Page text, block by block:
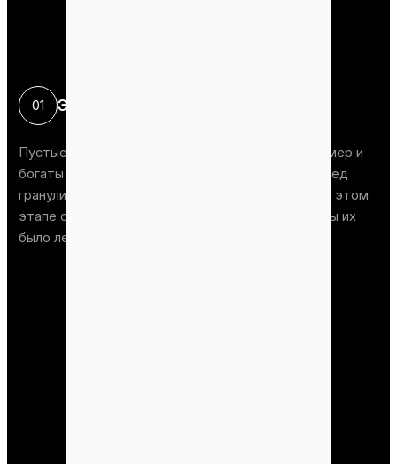
01 Этап нарезки
Пустые фруктовые гроздья имеют большой размер и
богаты растительными волокнами. Поэтому перед
гранулированием их необходимо измельчить. На этом
этапе они разрезаются на мелкие кусочки, чтобы их
было легче измельчить и превратить в гранулы.